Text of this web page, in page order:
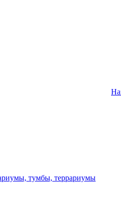
тумбы, террариумы